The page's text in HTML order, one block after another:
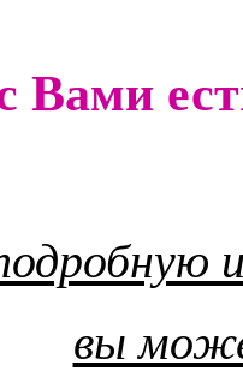
Вами
вы